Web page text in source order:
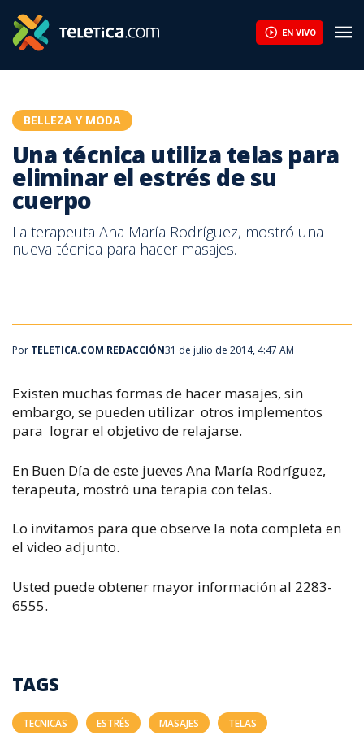
EN VIVO
BELLEZA Y MODA
Una técnica utiliza telas para
eliminar el estrés de su
cuerpo
La terapeuta Ana María Rodríguez, mostró una
nueva técnica para hacer masajes.
Por TELETICA.COM REDACCIÓN31 de julio de 2014, 4:47 AM
Existen muchas formas de hacer masajes, sin
embargo, se pueden utilizar otros implementos
para lograr el objetivo de relajarse.
En Buen Día de este jueves Ana María Rodríguez,
terapeuta, mostró una terapia con telas.
Lo invitamos para que observe la nota completa en
el video adjunto.
Usted puede obtener mayor información al 2283-
6555.
TAGS
TECNICAS ESTRÉS MASAJES TELAS